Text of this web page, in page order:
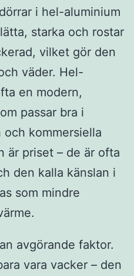
i hel-aluminium
starka och rostar
vilket gör den
väder. Hel-
en modern,
passar bra i
kommersiella
är priset – de är ofta
den kalla känslan i
som mindre
avgörande faktor.
vara vacker – den